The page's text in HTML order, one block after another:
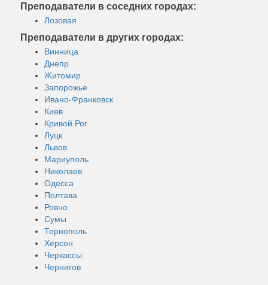
Преподаватели в соседних городах:
Лозовая
Преподаватели в других городах:
Винница
Днепр
Житомир
Запорожье
Ивано-Франковск
Киев
Кривой Рог
Луцк
Львов
Мариуполь
Николаев
Одесса
Полтава
Ровно
Сумы
Тернополь
Херсон
Черкассы
Чернигов